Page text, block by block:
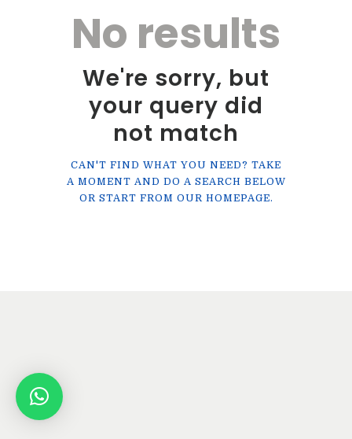
Como ajudar
Contato
No results
We're sorry, but
your query did
not match
CAN'T FIND WHAT YOU NEED? TAKE
A MOMENT AND DO A SEARCH BELOW
OR START FROM OUR HOMEPAGE.